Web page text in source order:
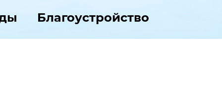
Благоустройство